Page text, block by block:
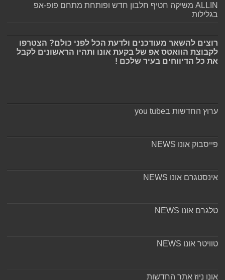
ALLIN משיקה חטיף חלבון חדש ופותחת מתחם פופ-אפ
בגלילות
רוצים להשאר מעודכנים ולדעת הכל לפני כולם? הצטרפו
לקבוצת הוואטס אפ של בקעת אונו ותהיו הראשונים לקבל
את כל הדיווחים בעיר שלכם !
ערוץ החדשות בyou tube
פייסבוק אונו NEWS
אינסטגרם אונו NEWS
טלגרם אונו NEWS
טוויטר אונו NEWS
אונו ניוז אתר החדשות